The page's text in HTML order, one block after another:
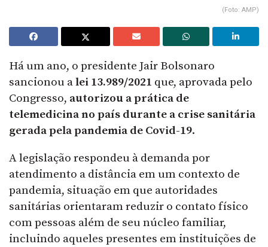
(Foto: AMP)
Há um ano, o presidente Jair Bolsonaro
sancionou alei 13.989/2021 que, aprovada pelo
Congresso, autorizou a prática de
telemedicina no país durante a crise sanitária
gerada pela pandemia de Covid-19.
A legislação respondeu à demanda por
atendimento a distância em um contexto de
pandemia, situação em que autoridades
sanitárias orientaram reduzir o contato físico
com pessoas além de seu núcleo familiar,
incluindo aqueles presentes em instituições de